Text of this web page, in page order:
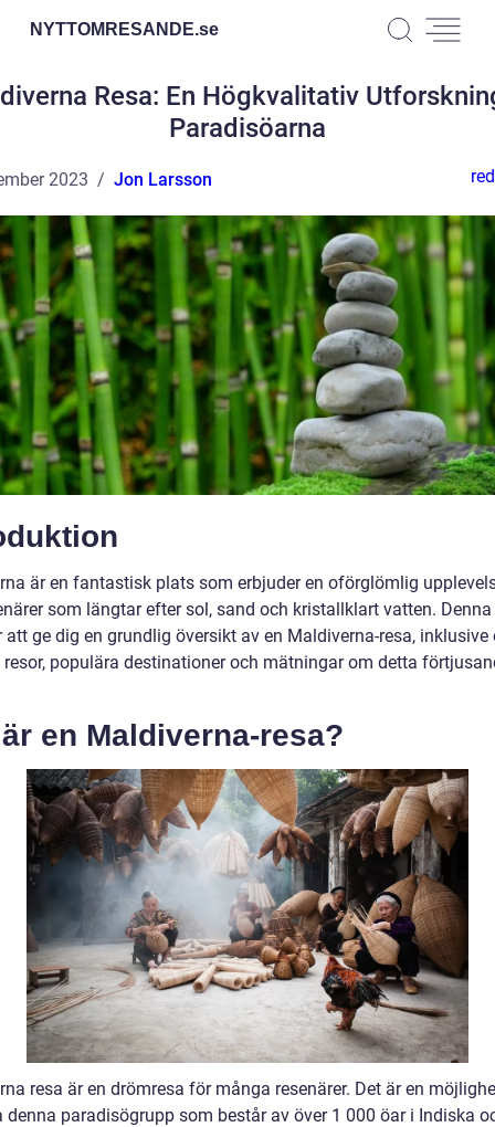
NYTTOMRESANDE.se
Resa: En Högkvalitativ
Paradisöarna
2023 Jon Larsson
är en fantastisk plats som erbjuder en oförglömlig
som längtar efter sol, sand och kristallklart vatten.
att ge dig en grundlig översikt av en Maldiverna-resa, inklusive
resor, populära destinationer och mätningar om detta
en Maldiverna-resa?
resa är en drömresa för många resenärer. Det är en
denna paradisögrupp som består av över 1 000 öar i Indiska